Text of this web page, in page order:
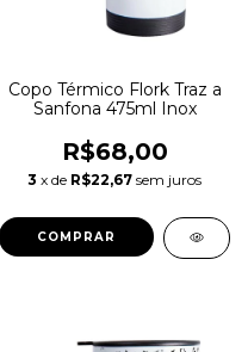
Copo Térmico Flork Traz a
Sanfona 475ml Inox
R$68,00
3 x de R$22,67 sem juros